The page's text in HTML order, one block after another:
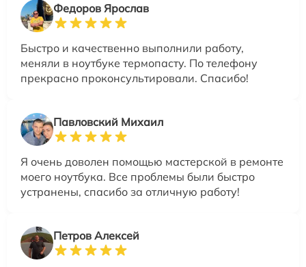
Федоров Ярослав
Быстро и качественно выполнили работу,
меняли в ноутбуке термопасту. По телефону
прекрасно проконсультировали. Спасибо!
Павловский Михаил
Я очень доволен помощью мастерской в ремонте
моего ноутбука. Все проблемы были быстро
устранены, спасибо за отличную работу!
Петров Алексей